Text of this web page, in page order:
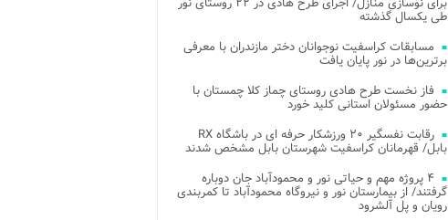
طی یکسال گذشته
مسابقات کراسفیت نوجوانان دختر مازندران با معرفی
برترین‌ها در نور پایان یافت
فاز نخست طرح هادی روستای چماز کلا چمستان با
حضور مسئولان استانی کلید خورد
رقابت نفسگیر ۲۰ ورزشکار حرفه ای در باشگاه RX
بابل/ قهرمانان کراسفیت شهرستان بابل مشخص شدند
۴ پروژه مهم و حیاتی نور و محمودآباد جان دوباره
گرفتند/ از بیمارستان نور و نیروگاه محمودآباد تا کمربندی
رویان و پل آلشرود